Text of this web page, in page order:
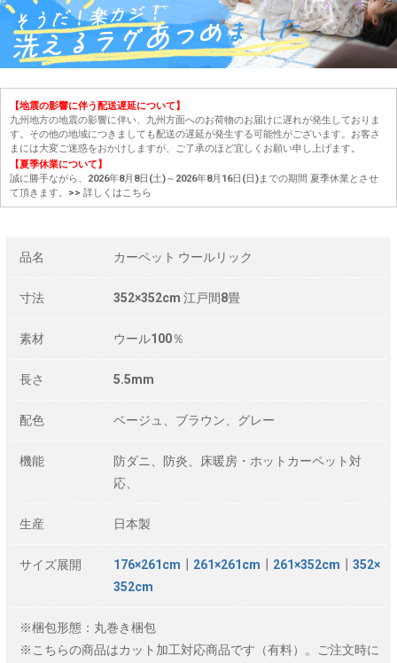
【地震の影響に伴う配送遅延について】
九州地方の地震の影響に伴い、九州方面へのお荷物のお届けに遅れが発生しておりま
す。その他の地域につきましても配送の遅延が発生する可能性がございます。お客さ
まには大変ご迷惑をおかけしますが、ご了承のほど宜しくお願い申し上げます。
【夏季休業について】
誠に勝手ながら、2026年8月8日(土)～2026年8月16日(日)までの期間 夏季休業とさせ
て頂きます。 >> 詳しくはこちら
品名 カーペット ウールリック
寸法 352×352cm 江戸間8畳
素材 ウール100％
長さ 5.5mm
配色 ベージュ、ブラウン、グレー
機能
防ダニ、防炎、床暖房・ホットカーペット対
応、
生産 日本製
サイズ展開 176×261cm 261×261cm 261×352cm
352×
352cm
※梱包形態：丸巻き梱包
※こちらの商品はカット加工対応商品です（有料）。ご注文時に